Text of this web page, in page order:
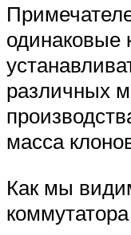
одинаковые
различных
масса
Как мы